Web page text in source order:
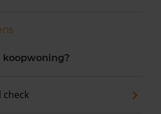
koopwoning?
check